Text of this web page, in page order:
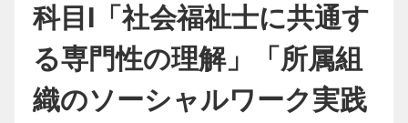
科目Ⅰ「社会福祉士に共通す
る専門性の理解」「所属組
織のソーシャルワーク実践